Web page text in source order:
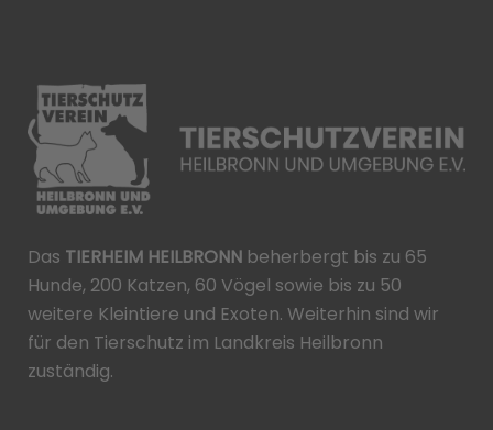
Das TIERHEIM HEILBRONN beherbergt bis zu 65
Hunde, 200 Katzen, 60 Vögel sowie bis zu 50
weitere Kleintiere und Exoten. Weiterhin sind wir
für den Tierschutz im Landkreis Heilbronn
zuständig.